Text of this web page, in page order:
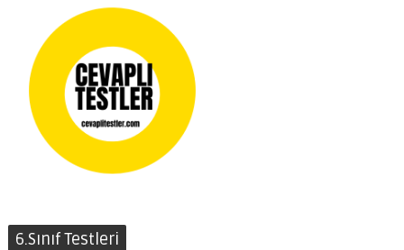
6.Sınıf Testleri